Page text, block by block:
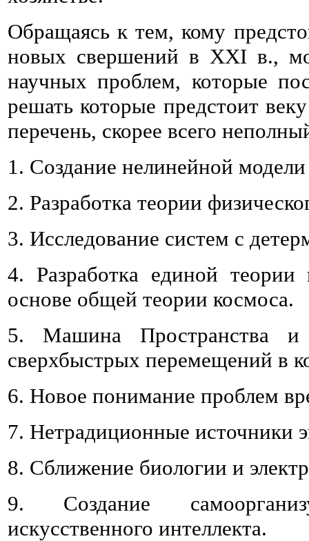
Обращаясь к тем, кому
новых свершений в XXI в.,
научных проблем, которые
решать которые предстоит
перечень, скорее всего
1. Создание нелинейной
2. Разработка теории
3. Исследование систем с
4. Разработка единой
основе общей теории космоса.
5. Машина Пространства
сверхбыстрых перемещений в
6. Новое понимание проблем
7. Нетрадиционные источники
8. Сближение биологии и
9. Создание
искусственного интеллекта.